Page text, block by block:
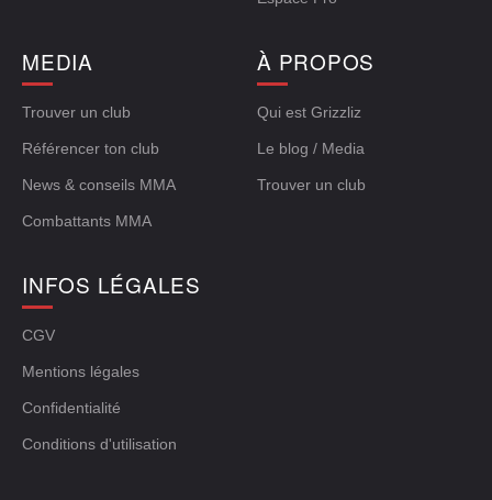
MEDIA
Trouver un club
Référencer ton club
News & conseils MMA
Combattants MMA
À PROPOS
Qui est Grizzliz
Le blog / Media
Trouver un club
INFOS LÉGALES
CGV
Mentions légales
Confidentialité
Conditions d'utilisation